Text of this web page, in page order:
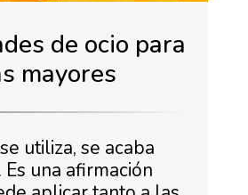
de ocio para
mayores
utiliza, se acaba
una afirmación